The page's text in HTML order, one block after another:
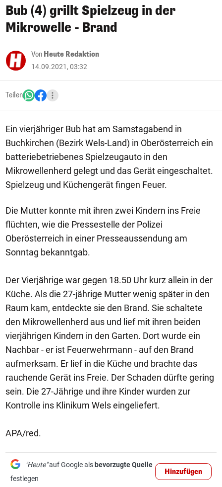
Bub (4) grillt Spielzeug in der
Mikrowelle - Brand
Von Heute Redaktion
14.09.2021, 03:32
Teilen
Ein vierjähriger Bub hat am Samstagabend in
Buchkirchen (Bezirk Wels-Land) in Oberösterreich ein
batteriebetriebenes Spielzeugauto in den
Mikrowellenherd gelegt und das Gerät eingeschaltet.
Spielzeug und Küchengerät fingen Feuer.
Die Mutter konnte mit ihren zwei Kindern ins Freie
flüchten, wie die Pressestelle der Polizei
Oberösterreich in einer Presseaussendung am
Sonntag bekanntgab.
Der Vierjährige war gegen 18.50 Uhr kurz allein in der
Küche. Als die 27-jährige Mutter wenig später in den
Raum kam, entdeckte sie den Brand. Sie schaltete
den Mikrowellenherd aus und lief mit ihren beiden
vierjährigen Kindern in den Garten. Dort wurde ein
Nachbar - er ist Feuerwehrmann - auf den Brand
aufmerksam. Er lief in die Küche und brachte das
rauchende Gerät ins Freie. Der Schaden dürfte gering
sein. Die 27-Jährige und ihre Kinder wurden zur
Kontrolle ins Klinikum Wels eingeliefert.
APA/red.
"Heute"auf Google als bevorzugte Quelle
festlegen
Hinzufügen